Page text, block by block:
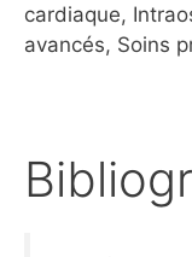
cardiaque,
avancés, Soins